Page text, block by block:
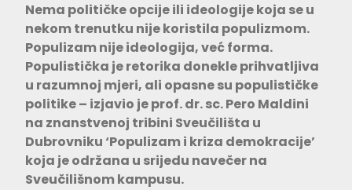
Nema političke opcije ili ideologije koja se u
nekom trenutku nije koristila populizmom.
Populizam nije ideologija, već forma.
Populistička je retorika donekle prihvatljiva
u razumnoj mjeri, ali opasne su populističke
politike – izjavio je prof. dr. sc. Pero Maldini
na znanstvenoj tribini Sveučilišta u
Dubrovniku ‘Populizam i kriza demokracije’
koja je održana u srijedu navečer na
Sveučilišnom kampusu.